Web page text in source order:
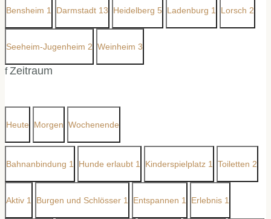
Bensheim 1 Darmstadt 13 Heidelberg 5 Ladenburg 1 Lorsch 2
Seeheim-Jugenheim 2 Weinheim 3
fZeitraum
Heute Morgen Wochenende
Bahnanbindung 1 Hunde erlaubt 1 Kinderspielplatz 1 Toiletten 2
Aktiv 1 Burgen und Schlösser 1 Entspannen 1 Erlebnis 1